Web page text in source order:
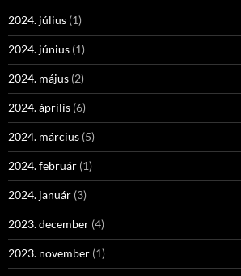
2024. július (1)
2024. június (1)
2024. május (2)
2024. április (6)
2024. március (5)
2024. február (1)
2024. január (3)
2023. december (4)
2023. november (1)